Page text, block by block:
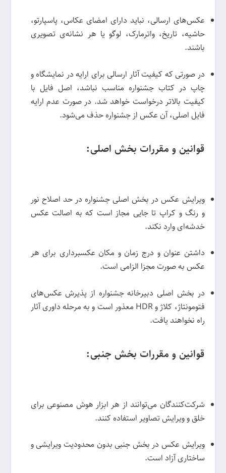
عکس‌های ارسالی، نباید دارای امضای عکاس، پاسپارتو،
حاشیه، تاریخ، واترمارک، لوگو یا هر نشانه‌ی تصویری
باشند.
در صورتی که کیفیت آثار ارسالی برای ارایه در نمایشگاه و
چاپ در کتاب جشنواره مناسب نباشد، اصل فایل با
کیفیت بالاتر درخواست خواهد شد. در صورت عدم ارایه‌
فایل اصلی، آن عکس از جشنواره حذف می‌شود.
قوانین و مقررات بخش اصلی:
ویرایش عکس در بخش اصلی جشنواره در حد اصلاح نور
و رنگ و کراپ تا جایی مجاز است که به اصالت عکس
خدشه‌ای وارد نکند.
داشتن عنوان و درج زمان و مکان عکسبرداری برای هر
عکس به صورت مجزا الزامی است.
در بخش اصلی دبیرخانه جشنواره از پذیرش عکس‌های
فتومونتاژ، کلاژ و HDR معذور است و به مرحله داوری آثار
راه نخواهند یافت.
قوانین و مقررات بخش جنبی:
شرکت‌کنندگان می‌توانند از هر ابزار هوش مصنوعی برای
خلق و ویرایش تصاویر استفاده کنند.
ویرایش عکس در بخش جنبی بدون محدودیت ویرایشی و
ساختاری آزاد است.